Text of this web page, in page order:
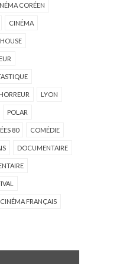
CORÉEN
CINÉMA
LYON
POLAR
80 COMÉDIE
DOCUMENTAIRE
CINÉMA FRANÇAIS